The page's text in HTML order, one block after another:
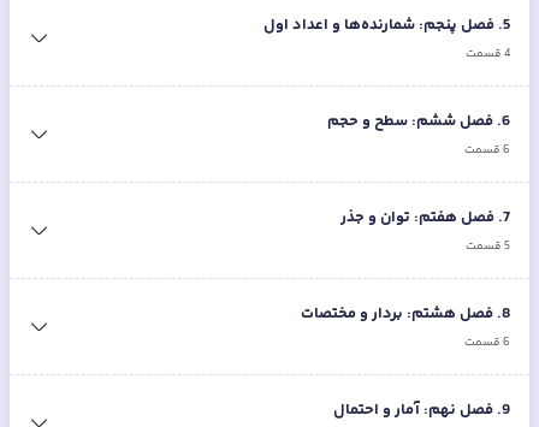
5
. فصل پنجم: شمارنده‌ها و اعداد اول
4قسمت
6
. فصل ششم: سطح و حجم
6قسمت
7
. فصل هفتم: توان و جذر
5قسمت
8
. فصل هشتم: بردار و مختصات
6قسمت
9
. فصل نهم: آمار و احتمال